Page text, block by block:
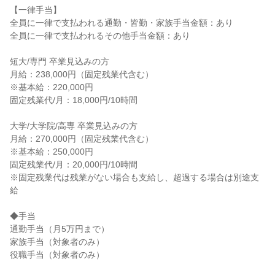
【一律手当】
全員に一律で支払われる通勤・皆勤・家族手当金額：あり
全員に一律で支払われるその他手当金額：あり
短大/専門 卒業見込みの方
月給：238,000円（固定残業代含む）
※基本給：220,000円
固定残業代/月：18,000円/10時間
大学/大学院/高専 卒業見込みの方
月給：270,000円（固定残業代含む）
※基本給：250,000円
固定残業代/月：20,000円/10時間
※固定残業代は残業がない場合も支給し、超過する場合は別途支
給
◆手当
通勤手当（月5万円まで）
家族手当（対象者のみ）
役職手当（対象者のみ）